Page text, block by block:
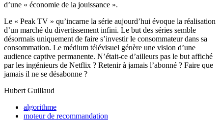
d’une « économie de la jouissance ».
Le « Peak TV » qu’incarne la série aujourd’hui évoque la réalisation
d’un marché du divertissement infini. Le but des séries semble
désormais uniquement de faire s’investir le consommateur dans sa
consommation. Le médium télévisuel génère une vision d’une
audience captive permanente. N’était-ce d’ailleurs pas le but affiché
par les ingénieurs de Netflix ? Retenir à jamais l’abonné ? Faire que
jamais il ne se désabonne ?
Hubert Guillaud
algorithme
moteur de recommandation